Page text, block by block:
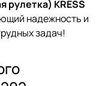
рулетка) KRESS
надежность и
задач!